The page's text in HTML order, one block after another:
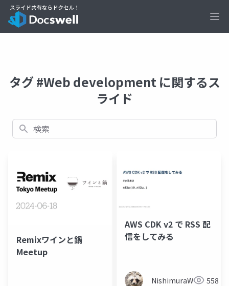
タグ #Web development に関するス
ライド
検索
Remixワインと鍋
Meetup
AWS CDK v2 で RSS 配
信をしてみる
NishimuraWataru558